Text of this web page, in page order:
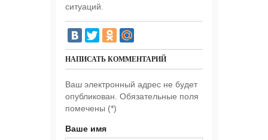
ситуаций.
НАПИСАТЬ КОММЕНТАРИЙ
Ваш электронный адрес не будет
опубликован. Обязательные поля
помечены (*)
Ваше имя